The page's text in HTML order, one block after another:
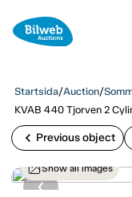
Startsida/Auction/
KVAB 440 Tjorven 2
chevron_left Previous object
Show all images